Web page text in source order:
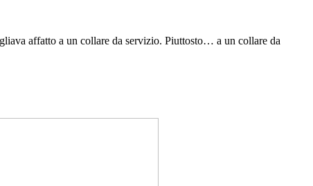
affatto a un collare da servizio. Piuttosto… a un collare da